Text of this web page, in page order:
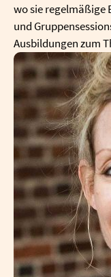
wo sie regelmäßige
und
Ausbildungen zum